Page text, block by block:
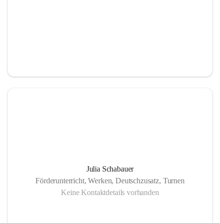
Julia Schabauer
Förderunterricht, Werken, Deutschzusatz, Turnen
Keine Kontaktdetails vorhanden